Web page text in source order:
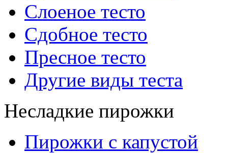
Слоеное тесто
Сдобное тесто
Пресное тесто
Другие виды теста
Несладкие пирожки
Пирожки с капустой